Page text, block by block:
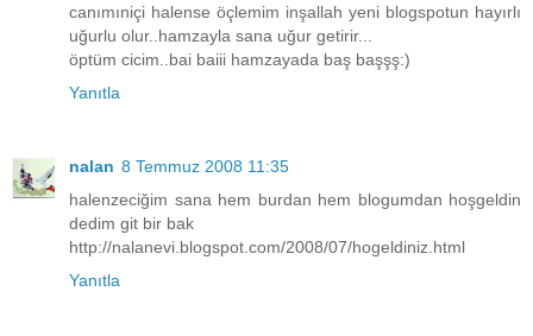
canımıniçi halense öçlemim inşallah yeni blogspotun hayırlı
uğurlu olur..hamzayla sana uğur getirir...
öptüm cicim..bai baiii hamzayada baş başşş:)
Yanıtla
nalan 8 Temmuz 2008 11:35
halenzeciğim sana hem burdan hem blogumdan hoşgeldin
dedim git bir bak
http://nalanevi.blogspot.com/2008/07/hogeldiniz.html
Yanıtla